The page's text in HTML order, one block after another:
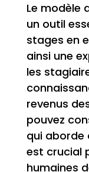
Le modèle
un outil
stages en
ainsi une
les
revenus
pouvez
qui aborde
est crucial
humaines